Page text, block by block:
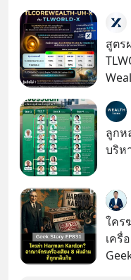
รู้ตั
ล้าน
สูตร
ลูกห
บริห
ใคร
เครื่